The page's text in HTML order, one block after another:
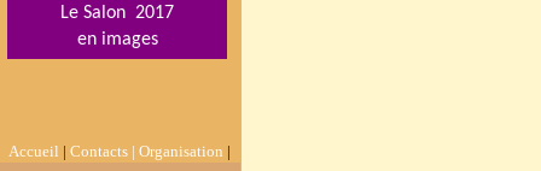
Accueil | Contacts | Organisation |
Le Salon 2017
en images